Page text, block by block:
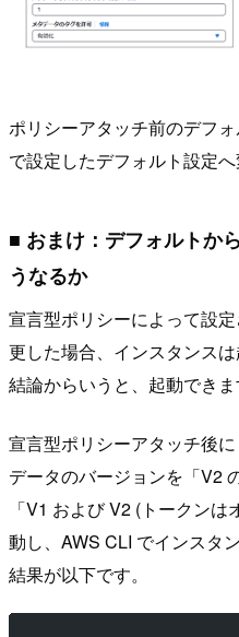
ポリシーアタッチ前のデフ
で設定したデフォルト設定
■ おまけ：デフォルトか
うなるか
宣言型ポリシーによって設
更した場合、インスタンス
結論からいうと、起動できま
宣言型ポリシーアタッチ後
データのバージョンを「V2
「V1 および V2 (トークン
動し、AWS CLI でインスタ
結果が以下です。